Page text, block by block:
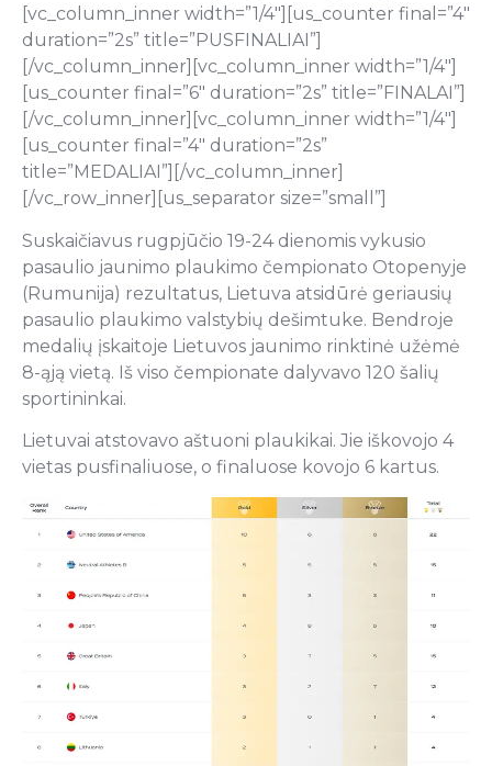
[vc_column_inner width=”1/4″][us_counter final=”4″
duration=”2s” title=”PUSFINALIAI”]
[/vc_column_inner][vc_column_inner width=”1/4″]
[us_counter final=”6″ duration=”2s” title=”FINALAI”]
[/vc_column_inner][vc_column_inner width=”1/4″]
[us_counter final=”4″ duration=”2s”
title=”MEDALIAI”][/vc_column_inner]
[/vc_row_inner][us_separator size=”small”]
Suskaičiavus rugpjūčio 19-24 dienomis vykusio
pasaulio jaunimo plaukimo čempionato Otopenyje
(Rumunija) rezultatus, Lietuva atsidūrė geriausių
pasaulio plaukimo valstybių dešimtuke. Bendroje
medalių įskaitoje Lietuvos jaunimo rinktinė užėmė
8-ąją vietą. Iš viso čempionate dalyvavo 120 šalių
sportininkai.
Lietuvai atstovavo aštuoni plaukikai. Jie iškovojo 4
vietas pusfinaliuose, o finaluose kovojo 6 kartus.